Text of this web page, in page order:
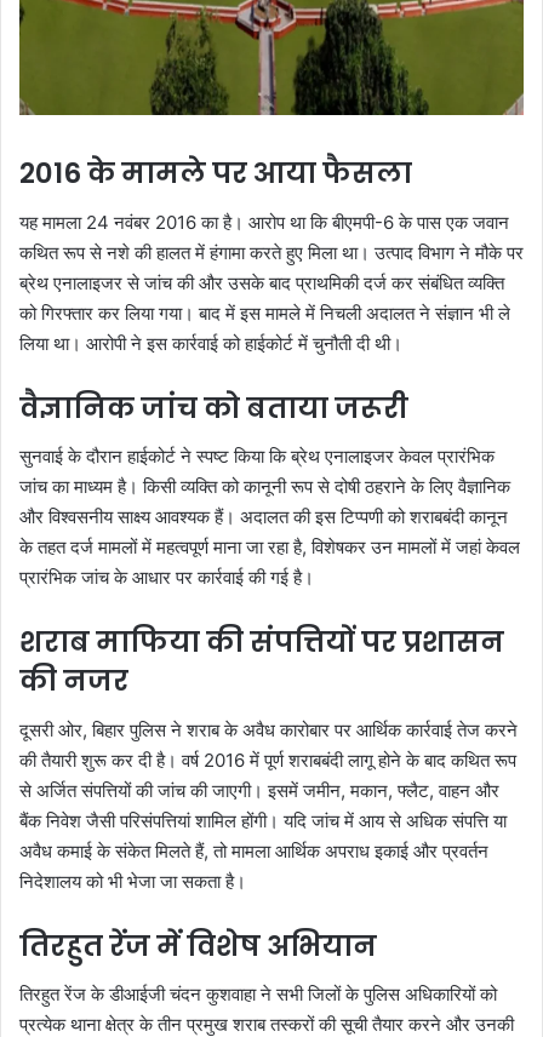
2016 के मामले पर आया फैसला
यह मामला 24 नवंबर 2016 का है। आरोप था कि बीएमपी-6 के पास एक जवान
कथित रूप से नशे की हालत में हंगामा करते हुए मिला था। उत्पाद विभाग ने मौके पर
ब्रेथ एनालाइजर से जांच की और उसके बाद प्राथमिकी दर्ज कर संबंधित व्यक्ति
को गिरफ्तार कर लिया गया। बाद में इस मामले में निचली अदालत ने संज्ञान भी ले
लिया था। आरोपी ने इस कार्रवाई को हाईकोर्ट में चुनौती दी थी।
वैज्ञानिक जांच को बताया जरूरी
सुनवाई के दौरान हाईकोर्ट ने स्पष्ट किया कि ब्रेथ एनालाइजर केवल प्रारंभिक
जांच का माध्यम है। किसी व्यक्ति को कानूनी रूप से दोषी ठहराने के लिए वैज्ञानिक
और विश्वसनीय साक्ष्य आवश्यक हैं। अदालत की इस टिप्पणी को शराबबंदी कानून
के तहत दर्ज मामलों में महत्वपूर्ण माना जा रहा है, विशेषकर उन मामलों में जहां केवल
प्रारंभिक जांच के आधार पर कार्रवाई की गई है।
शराब माफिया की संपत्तियों पर प्रशासन
की नजर
दूसरी ओर, बिहार पुलिस ने शराब के अवैध कारोबार पर आर्थिक कार्रवाई तेज करने
की तैयारी शुरू कर दी है। वर्ष 2016 में पूर्ण शराबबंदी लागू होने के बाद कथित रूप
से अर्जित संपत्तियों की जांच की जाएगी। इसमें जमीन, मकान, फ्लैट, वाहन और
बैंक निवेश जैसी परिसंपत्तियां शामिल होंगी। यदि जांच में आय से अधिक संपत्ति या
अवैध कमाई के संकेत मिलते हैं, तो मामला आर्थिक अपराध इकाई और प्रवर्तन
निदेशालय को भी भेजा जा सकता है।
तिरहुत रेंज में विशेष अभियान
तिरहुत रेंज के डीआईजी चंदन कुशवाहा ने सभी जिलों के पुलिस अधिकारियों को
प्रत्येक थाना क्षेत्र के तीन प्रमुख शराब तस्करों की सूची तैयार करने और उनकी